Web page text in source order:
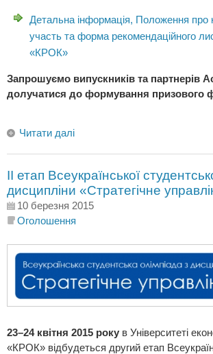
Детальна інформація, Положення про
участь та форма рекомендаційного
«КРОК»
Запрошуємо випускників та партнерів
долучатися до формування призового
Читати далі
II етап Всеукраїнської
дисципліни «Стратегічне
10 березня 2015
Оголошення
23–24 квітня 2015 року в Університеті
«КРОК» відбудеться другий етап